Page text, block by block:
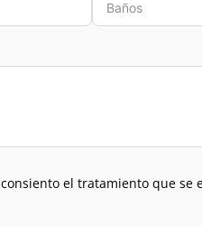
el tratamiento que se